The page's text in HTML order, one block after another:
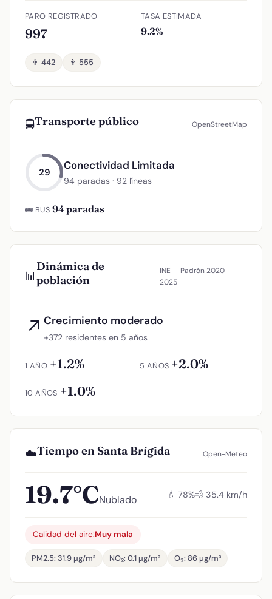
PARO REGISTRADO
997
TASA ESTIMADA
9.2%
👨 442 👩 555
🚍Transporte público OpenStreetMap
29
Conectividad Limitada
94 paradas · 92 líneas
🚌 BUS 94 paradas
📊
Dinámica de
población
INE — Padrón 2020–
2025
↗ Crecimiento moderado
+372 residentes en 5 años
1 AÑO +1.2% 5 AÑOS +2.0%
10 AÑOS +1.0%
☁️Tiempo en Santa Brígida Open-Meteo
19.7°CNublado 💧 78%💨 35.4 km/h
Calidad del aire:Muy mala
PM2.5: 31.9 µg/m³ NO₂: 0.1 µg/m³ O₃: 86 µg/m³